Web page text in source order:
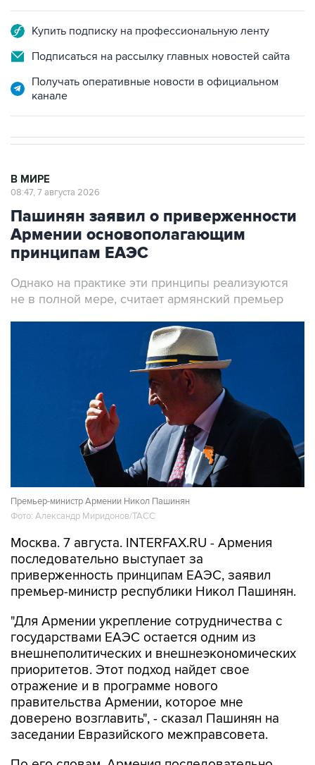
Купить подписку на профессиональную ленту
Подписаться на рассылку главных новостей сайта
Получать оперативные новости в официальном
канале
В МИРЕ
08:47, 7 августа 2026
Пашинян заявил о приверженности
Армении основополагающим
принципам ЕАЭС
Однако на практике эти принципы реализуются
не в полной мере, считает армянский премьер
Премьер-министр Армении Никол Пашинян
Фото: Александр Миридонов/ТАСС
Москва. 7 августа. INTERFAX.RU - Армения
последовательно выступает за
приверженность принципам ЕАЭС, заявил
премьер-министр республики Никол Пашинян.
"Для Армении укрепление сотрудничества с
государствами ЕАЭС остается одним из
внешнеполитических и внешнеэкономических
приоритетов. Этот подход найдет свое
отражение и в программе нового
правительства Армении, которое мне
доверено возглавить", - сказал Пашинян на
заседании Евразийского межправсовета.